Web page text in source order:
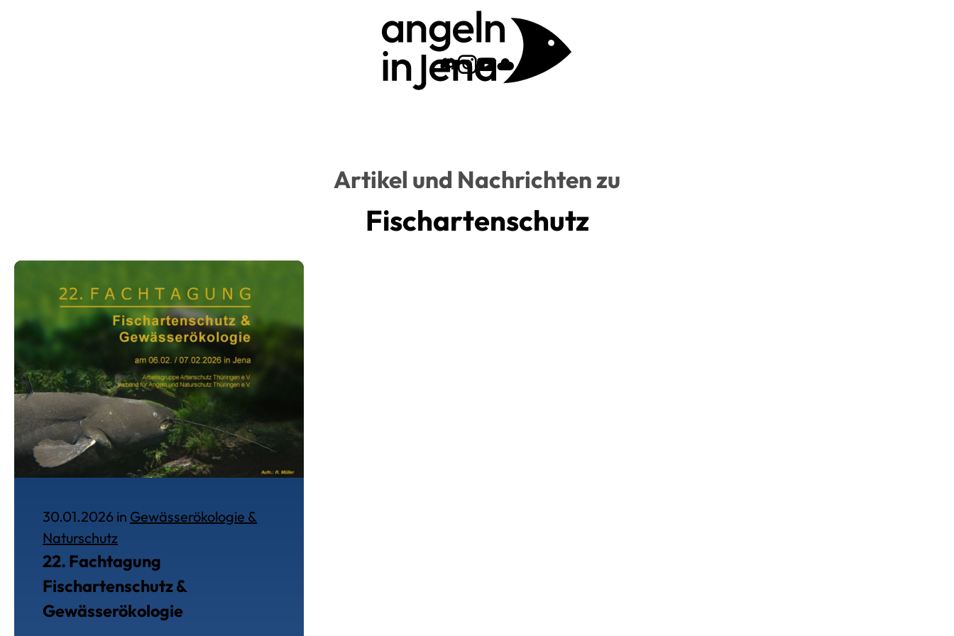
Zum Angeln-In-Jena Discord Server
Zum Angeln-In-Jena Instagram
Zu unserem YouTube-Kanal
Zu unserer Cloud
Artikel und Nachrichten zu
Fischartenschutz
30.01.2026 in Gewässerökologie &
NaturschutzVeröffentlich am 30. Januar 2026, in
22. Fachtagung
Fischartenschutz &
Gewässerökologie